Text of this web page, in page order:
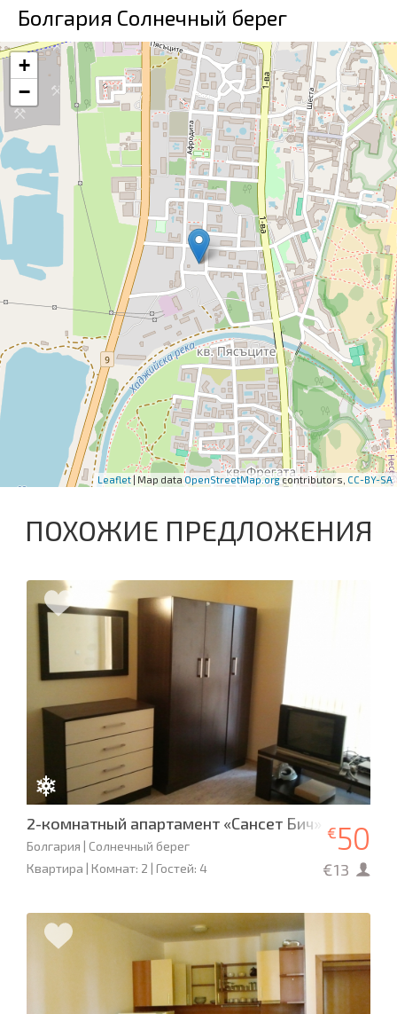
Болгария Солнечный берег
+
−
Leaflet| Map dataOpenStreetMap.orgcontributors, CC-BY-SA
ПОХОЖИЕ ПРЕДЛОЖЕНИЯ
2-комнатный апартамент «Сансет Бич»
Болгария | Солнечный берег
Квартира | Комнат: 2 | Гостей: 4
€50
€13